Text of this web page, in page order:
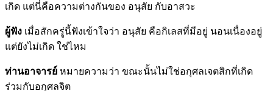
เกิด แต่นี่คือความต่างกันของ อนุสัย กับอาสวะ
ผู้ฟัง เมื่อสักครู่นี้ฟังเข้าใจว่า อนุสัย คือกิเลสที่มีอยู่ นอนเนื่องอยู่
แต่ยังไม่เกิด ใช่ไหม
ท่านอาจารย์ หมายความว่า ขณะนั้นไม่ใช่อกุศลเจตสิกที่เกิด
ร่วมกับอกุศลจิต